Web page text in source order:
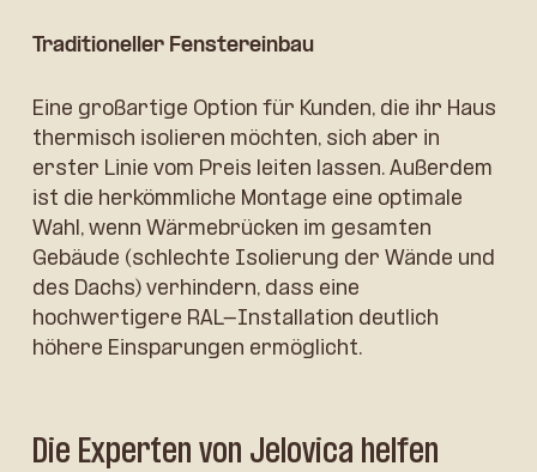
Traditioneller Fenstereinbau
Eine großartige Option für Kunden, die ihr Haus
thermisch isolieren möchten, sich aber in
erster Linie vom Preis leiten lassen. Außerdem
ist die herkömmliche Montage eine optimale
Wahl, wenn Wärmebrücken im gesamten
Gebäude (schlechte Isolierung der Wände und
des Dachs) verhindern, dass eine
hochwertigere RAL-Installation deutlich
höhere Einsparungen ermöglicht.
Die Experten von Jelovica helfen